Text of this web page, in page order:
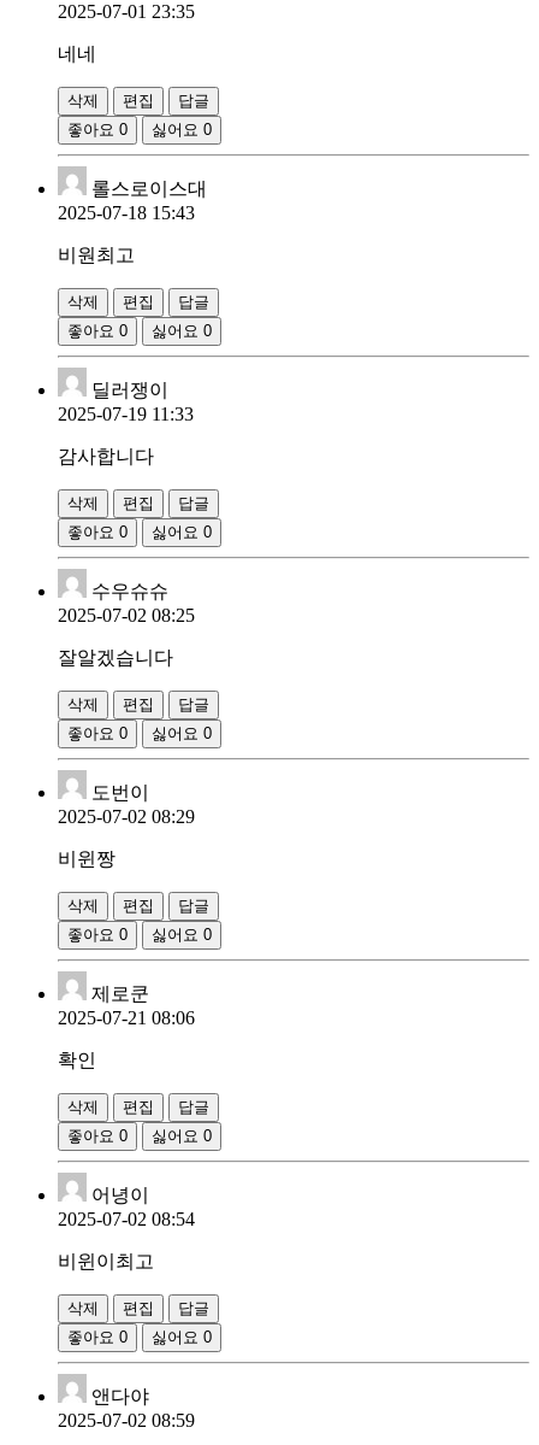
2025-07-01 23:35
네네
삭제 편집
답글
좋아요 0 싫어요 0
롤스로이스대
2025-07-18 15:43
비원최고
삭제 편집
답글
좋아요 0 싫어요 0
딜러쟁이
2025-07-19 11:33
감사합니다
삭제 편집
답글
좋아요 0 싫어요 0
수우슈슈
2025-07-02 08:25
잘알겠습니다
삭제 편집
답글
좋아요 0 싫어요 0
도번이
2025-07-02 08:29
비윈짱
삭제 편집
답글
좋아요 0 싫어요 0
제로쿤
2025-07-21 08:06
확인
삭제 편집
답글
좋아요 0 싫어요 0
어녕이
2025-07-02 08:54
비윈이최고
삭제 편집
답글
좋아요 0 싫어요 0
앤다야
2025-07-02 08:59